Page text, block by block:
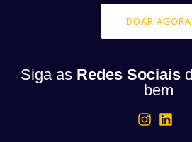
DOAR AGORA
Siga as Redes Sociais
bem